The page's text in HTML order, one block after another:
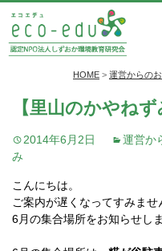
HOME > 運営からの
【里山のかやね
2014年6月2日 運営か
み
こんにちは。
ご案内が遅くなってすみませ
6月の集合場所をお知らせしま